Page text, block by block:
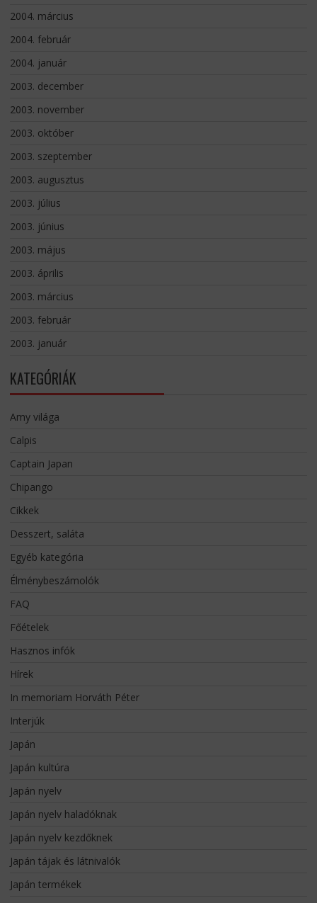
2004. március
2004. február
2004. január
2003. december
2003. november
2003. október
2003. szeptember
2003. augusztus
2003. július
2003. június
2003. május
2003. április
2003. március
2003. február
2003. január
KATEGÓRIÁK
Amy világa
Calpis
Captain Japan
Chipango
Cikkek
Desszert, saláta
Egyéb kategória
Élménybeszámolók
FAQ
Főételek
Hasznos infók
Hírek
In memoriam Horváth Péter
Interjúk
Japán
Japán kultúra
Japán nyelv
Japán nyelv haladóknak
Japán nyelv kezdőknek
Japán tájak és látnivalók
Japán termékek